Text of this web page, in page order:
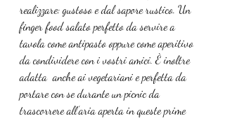
realizzare: gustoso e dal sapore rustico. Un
finger food salato perfetto da servire a
tavola come antipasto oppure come aperitivo
da condividere con i vostri amici. È inoltre
adatta  anche ai vegetariani e perfetta da
portare con se durante un picnic da
trascorrere all’aria aperta in queste prime